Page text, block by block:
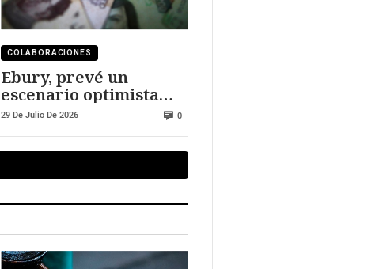
COLABORACIONES
Ebury, prevé un
escenario optimista
para las divisas
29 De Julio De 2026 0